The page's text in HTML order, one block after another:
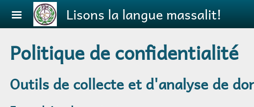
Aller au contenu principalLisons la langue massalit!
Politique de confidentialité
Outils de collecte et d'analyse de